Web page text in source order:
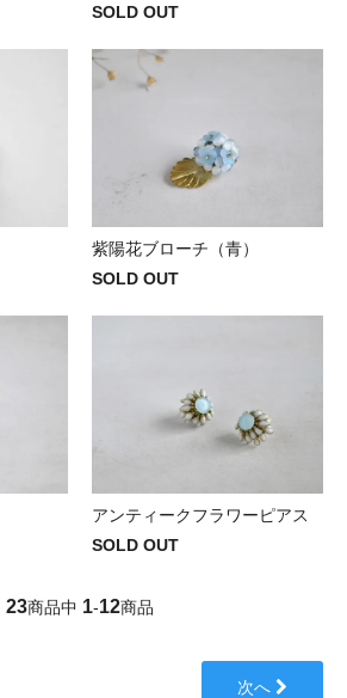
SOLD OUT
紫陽花ブローチ（青）
SOLD OUT
アンティークフラワーピアス
SOLD OUT
23商品中 1-12商品
次へ